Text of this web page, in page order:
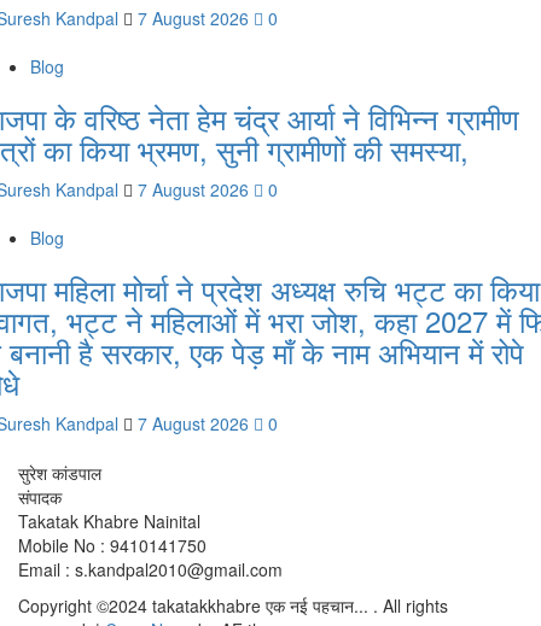
Kandpal 7 August 2026
0
Blog
के वरिष्ठ नेता हेम चंद्र आर्या ने विभिन्न ग्रामीण
का किया भ्रमण, सुनी ग्रामीणों की समस्या,
Kandpal 7 August 2026
0
Blog
महिला मोर्चा ने प्रदेश अध्यक्ष रुचि भट्ट का किया
भट्ट ने महिलाओं में भरा जोश, कहा 2027 में
है सरकार, एक पेड़ माँ के नाम अभियान में रोपे
Kandpal 7 August 2026 0
सुरेश कांडपाल
संपादक
Takatak Khabre Nainital
Mobile No : 9410141750
Email : s.kandpal2010@gmail.com
Copyright ©2024 takatakkhabre एक नई पहचान... . All rights